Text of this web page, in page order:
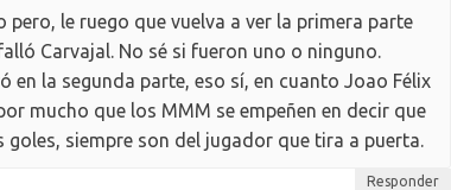
le ruego que vuelva a ver la primera parte
Carvajal. No sé si fueron uno o ninguno.
en la segunda parte, eso sí, en cuanto Joao Félix
mucho que los MMM se empeñen en decir que
goles, siempre son del jugador que tira a puerta.
Responder